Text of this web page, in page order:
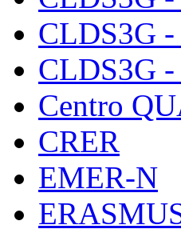
CLDS3G
CLDS3G
Centro
CRER
EMER-N